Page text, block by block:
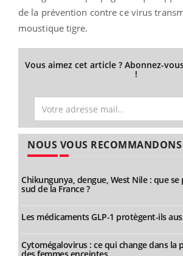
de la prévention contre ce virus
moustique tigre.
Vous aimez cet article ? Abonnez-
!
NOUS VOUS RECOMMANDONS
Chikungunya, dengue, West Nile : que se
sud de la France ?
Les médicaments GLP-1 protègent-ils
Cytomégalovirus : ce qui change dans la